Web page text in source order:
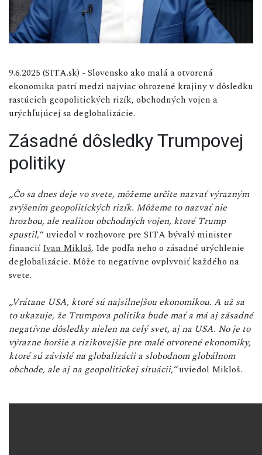
9.6.2025 (SITA.sk) - Slovensko ako malá a otvorená
ekonomika patrí medzi najviac ohrozené krajiny v dôsledku
rastúcich geopolitických rizík, obchodných vojen a
urýchľujúcej sa deglobalizácie.
Zásadné dôsledky Trumpovej
politiky
„Čo sa dnes deje vo svete, môžeme určite nazvať výrazným
zvýšením geopolitických rizík. Môžeme to nazvať nie
hrozbou, ale realitou obchodných vojen, ktoré Trump
spustil,“ uviedol v rozhovore pre SITA bývalý minister
financiíIvan Mikloš. Ide podľa neho o zásadné urýchlenie
deglobalizácie. Môže to negatívne ovplyvniť každého na
svete.
„Vrátane USA, ktoré sú najsilnejšou ekonomikou. A už sa
to ukazuje, že Trumpova politika bude mať a má aj zásadné
negatívne dôsledky nielen na celý svet, aj na USA. No je to
výrazne horšie a rizikovejšie pre malé otvorené ekonomiky,
ktoré sú závislé na globalizácii a slobodnom globálnom
obchode, ale aj na geopolitickej situácii,“uviedol Mikloš.